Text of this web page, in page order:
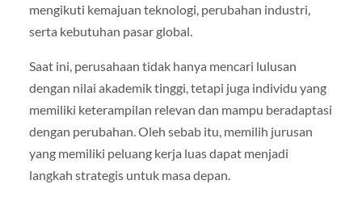
mengikuti kemajuan teknologi, perubahan industri,
serta kebutuhan pasar global.
Saat ini, perusahaan tidak hanya mencari lulusan
dengan nilai akademik tinggi, tetapi juga individu yang
memiliki keterampilan relevan dan mampu beradaptasi
dengan perubahan. Oleh sebab itu, memilih jurusan
yang memiliki peluang kerja luas dapat menjadi
langkah strategis untuk masa depan.